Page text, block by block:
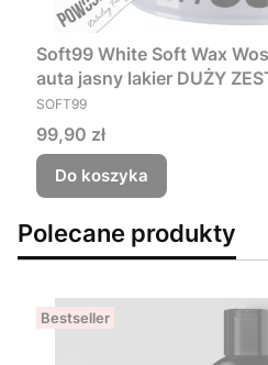
Soft99 White Soft Wax
auta jasny lakier DUŻY
PRODUCENT
SOFT99
Cena
99,90 zł
Do koszyka
Polecane produkty
Bestseller